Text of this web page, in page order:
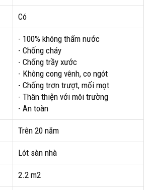
Có
- 100% không thấm nước
- Chống cháy
- Chống trầy xước
- Không cong vênh, co ngót
- Chống trơn trượt, mối mọt
- Thân thiện với môi trường
- An toàn
Trên 20 năm
Lót sàn nhà
2.2 m2